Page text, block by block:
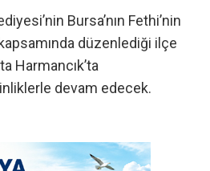
Bursa’nın Fethi’nin
düzenlediği ilçe
Harmancık’ta
devam edecek.